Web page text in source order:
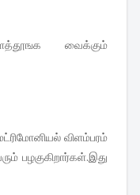
வைக்கும்
விளம்பரம்
பழகுகிறார்கள்.இது